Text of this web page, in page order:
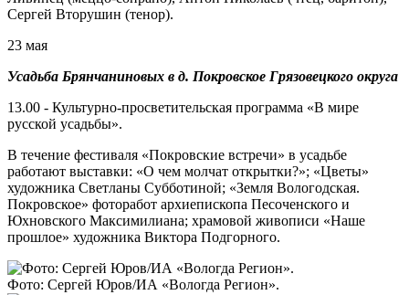
Сергей Вторушин (тенор).
23 мая
Усадьба Брянчаниновых в д. Покровское Грязовецкого округа
13.00 - Культурно-просветительская программа «В мире
русской усадьбы».
В течение фестиваля «Покровские встречи» в усадьбе
работают выставки: «О чем молчат открытки?»; «Цветы»
художника Светланы Субботиной; «Земля Вологодская.
Покровское» фоторабот архиепископа Песоченского и
Юхновского Максимилиана; храмовой живописи «Наше
прошлое» художника Виктора Подгорного.
Фото: Сергей Юров/ИА «Вологда Регион».